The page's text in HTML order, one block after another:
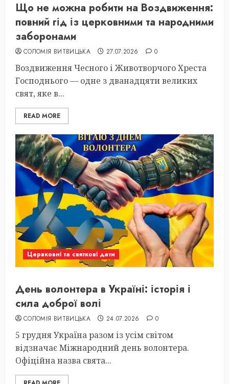
Що не можна робити на Воздвиження:
повний гід із церковними та народними
заборонами
СОЛОМІЯ ВИТВИЦЬКА 27.07.2026 0
Воздвиження Чесного і Животворчого Хреста
Господнього — одне з дванадцяти великих
свят, яке в...
READ MORE
Цервковні та святкові дати
День волонтера в Україні: історія і
сила доброї волі
СОЛОМІЯ ВИТВИЦЬКА 24.07.2026 0
5 грудня Україна разом із усім світом
відзначає Міжнародний день волонтера.
Офіційна назва свята...